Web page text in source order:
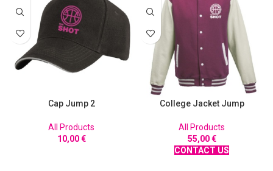
Cap Jump 2
All Products
10,00€
College Jacket Jump
All Products
55,00€
CONTACT US